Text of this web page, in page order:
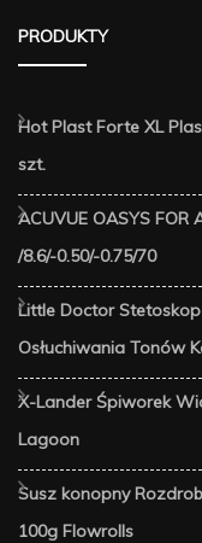
PRODUKTY
Hot Plast Forte XL
szt.
ACUVUE OASYS FOR
/8.6/-0.50/-0.75/70
Little Doctor
Osłuchiwania Tonów
X-Lander Śpiworek
Lagoon
Susz konopny
100g Flowrolls